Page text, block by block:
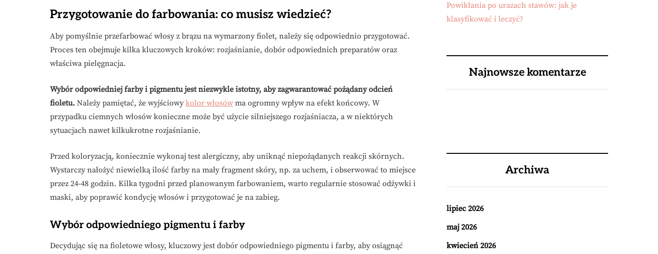
Przygotowanie do farbowania: co musisz wiedzieć?
Aby pomyślnie przefarbować włosy z brązu na wymarzony fiolet, należy się odpowiednio przygotować.
Proces ten obejmuje kilka kluczowych kroków: rozjaśnianie, dobór odpowiednich preparatów oraz
właściwa pielęgnacja.
Wybór odpowiedniej farby i pigmentu jest niezwykle istotny, aby zagwarantować pożądany odcień
fioletu. Należy pamiętać, że wyjściowy kolor włosów ma ogromny wpływ na efekt końcowy. W
przypadku ciemnych włosów konieczne może być użycie silniejszego rozjaśniacza, a w niektórych
sytuacjach nawet kilkukrotne rozjaśnianie.
Przed koloryzacją, koniecznie wykonaj test alergiczny, aby uniknąć niepożądanych reakcji skórnych.
Wystarczy nałożyć niewielką ilość farby na mały fragment skóry, np. za uchem, i obserwować to miejsce
przez 24-48 godzin. Kilka tygodni przed planowanym farbowaniem, warto regularnie stosować odżywki i
maski, aby poprawić kondycję włosów i przygotować je na zabieg.
Wybór odpowiedniego pigmentu i farby
Decydując się na fioletowe włosy, kluczowy jest dobór odpowiedniego pigmentu i farby, aby osiągnąć
Powikłania po urazach stawów: jak je
klasyfikować i leczyć?
Najnowsze komentarze
Archiwa
lipiec 2026
maj 2026
kwiecień 2026